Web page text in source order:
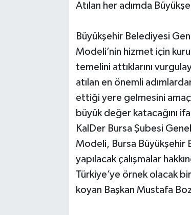
Atılan her adımda
Büyükşehir Belediyesi
Modeli’nin hizmet için
temelini attıklarını
atılan en önemli
ettiği yere gelmesini
büyük değer katacağını
KalDer Bursa Şubesi
Modeli, Bursa Büyükşehir
yapılacak çalışmalar
Türkiye’ye örnek olacak
koyan Başkan Mustafa